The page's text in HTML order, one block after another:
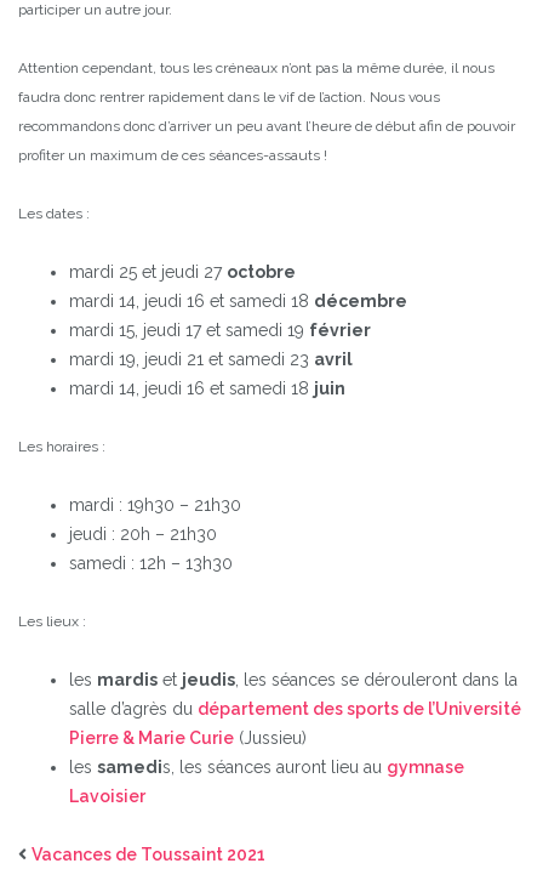
participer un autre jour.
Attention cependant, tous les créneaux n’ont pas la même durée, il nous
faudra donc rentrer rapidement dans le vif de l’action. Nous vous
recommandons donc d’arriver un peu avant l’heure de début afin de pouvoir
profiter un maximum de ces séances-assauts !
Les dates :
mardi 25 et jeudi 27 octobre
mardi 14, jeudi 16 et samedi 18 décembre
mardi 15, jeudi 17 et samedi 19 février
mardi 19, jeudi 21 et samedi 23 avril
mardi 14, jeudi 16 et samedi 18 juin
Les horaires :
mardi : 19h30 – 21h30
jeudi : 20h – 21h30
samedi : 12h – 13h30
Les lieux :
les mardis et jeudis, les séances se dérouleront dans la
salle d’agrès du département des sports de l’Université
Pierre & Marie Curie (Jussieu)
les samedis, les séances auront lieu au gymnase
Lavoisier
Vacances de Toussaint 2021